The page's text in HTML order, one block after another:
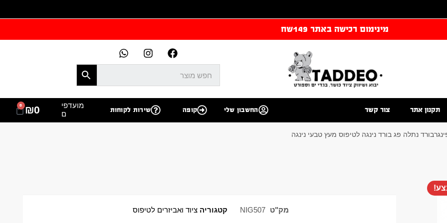
מינימום רכישה באתר 149שח
תקנון אתר צור קשר החשבון שלי קופה שירות לקוחות
מועדפי
ם
₪0
0
נתלה פג בורד נינגה לטיפוס מעץ טבעי נינגה
מק"ט NIG507 קטגוריה ציוד ואביזרים לטיפוס